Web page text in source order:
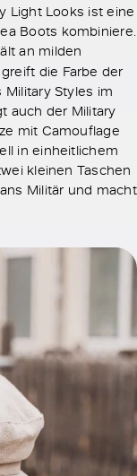
Light Looks ist eine
Boots kombiniere.
an milden
die Farbe der
Styles im
auch der Military
mit Camouflage
in einheitlichem
kleinen Taschen
Militär und macht